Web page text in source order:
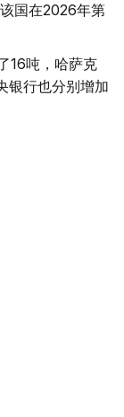
国在2026年第
16吨，哈萨克
银行也分别增加